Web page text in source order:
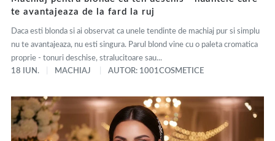
te avantajeaza de la fard la ruj
Daca esti blonda si ai observat ca unele tendinte de machiaj pur si simplu
nu te avantajeaza, nu esti singura. Parul blond vine cu o paleta cromatica
proprie - tonuri deschise, stralucitoare sau...
18 IUN.
MACHIAJ AUTOR: 1001COSMETICE